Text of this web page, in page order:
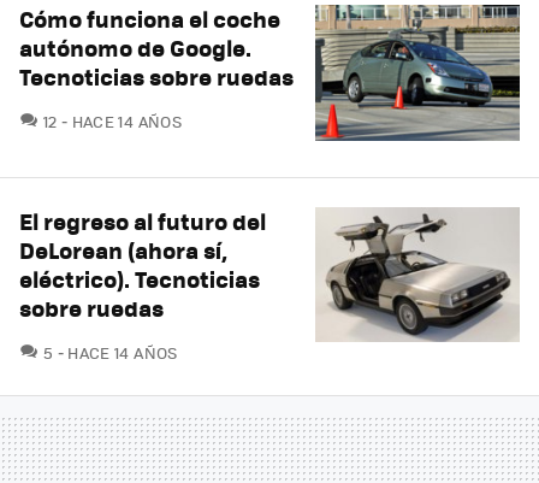
Cómo funciona el coche
autónomo de Google.
Tecnoticias sobre ruedas
12 COMENTARIOS
HACE 14 AÑOS
El regreso al futuro del
DeLorean (ahora sí,
eléctrico). Tecnoticias
sobre ruedas
5 COMENTARIOS
HACE 14 AÑOS